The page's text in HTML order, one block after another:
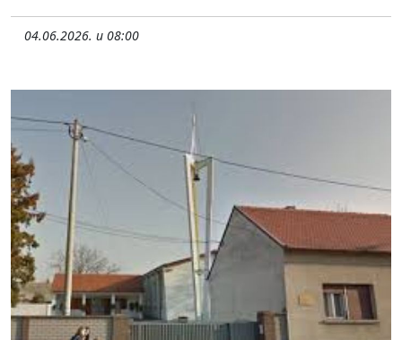
04.06.2026. u 08:00